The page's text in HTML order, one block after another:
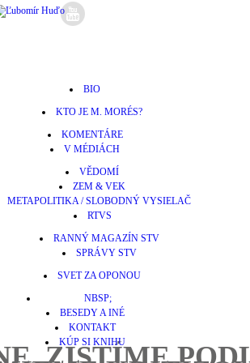
BIO
KTO JE M. MORÉS?
KOMENTÁRE
V MÉDIÁCH
VĚDOMÍ
ZEM & VEK
METAPOLITIKA / SLOBODNÝ VYSIELAČ
RTVS
RANNÝ MAGAZÍN STV
SPRÁVY STV
SVET ZA OPONOU
NBSP;
BESEDY A INÉ
KONTAKT
KÚP SI KNIHU
ZISTÍME